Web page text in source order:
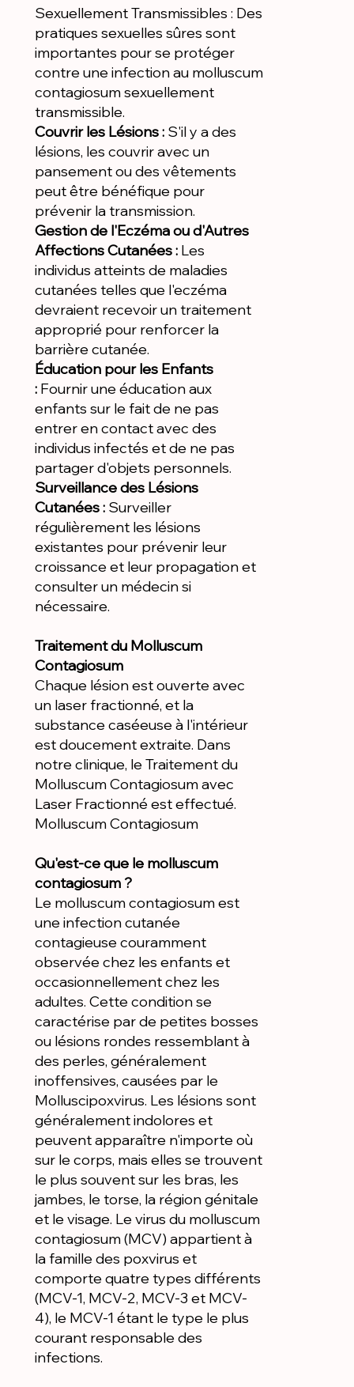
Sexuellement Transmissibles : Des
pratiques sexuelles sûres sont
importantes pour se protéger
contre une infection au molluscum
contagiosum sexuellement
transmissible.
Couvrir les Lésions : S'il y a des
lésions, les couvrir avec un
pansement ou des vêtements
peut être bénéfique pour
prévenir la transmission.
Gestion de l'Eczéma ou d'Autres
Affections Cutanées : Les
individus atteints de maladies
cutanées telles que l'eczéma
devraient recevoir un traitement
approprié pour renforcer la
barrière cutanée.
Éducation pour les Enfants
: Fournir une éducation aux
enfants sur le fait de ne pas
entrer en contact avec des
individus infectés et de ne pas
partager d'objets personnels.
Surveillance des Lésions
Cutanées : Surveiller
régulièrement les lésions
existantes pour prévenir leur
croissance et leur propagation et
consulter un médecin si
nécessaire.
Traitement du Molluscum
Contagiosum
Chaque lésion est ouverte avec
un laser fractionné, et la
substance caséeuse à l'intérieur
est doucement extraite. Dans
notre clinique, le Traitement du
Molluscum Contagiosum avec
Laser Fractionné est effectué.
Molluscum Contagiosum
Qu'est-ce que le molluscum
contagiosum ?
Le molluscum contagiosum est
une infection cutanée
contagieuse couramment
observée chez les enfants et
occasionnellement chez les
adultes. Cette condition se
caractérise par de petites bosses
ou lésions rondes ressemblant à
des perles, généralement
inoffensives, causées par le
Molluscipoxvirus. Les lésions sont
généralement indolores et
peuvent apparaître n'importe où
sur le corps, mais elles se trouvent
le plus souvent sur les bras, les
jambes, le torse, la région génitale
et le visage. Le virus du molluscum
contagiosum (MCV) appartient à
la famille des poxvirus et
comporte quatre types différents
(MCV-1, MCV-2, MCV-3 et MCV-
4), le MCV-1 étant le type le plus
courant responsable des
infections.